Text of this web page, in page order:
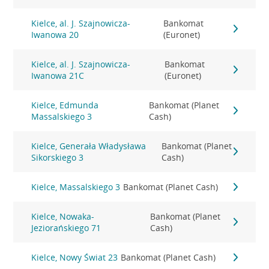
Kielce, al. J. Szajnowicza-
Iwanowa 20
Bankomat
(Euronet)
Kielce, al. J. Szajnowicza-
Iwanowa 21C
Bankomat
(Euronet)
Kielce, Edmunda
Massalskiego 3
Bankomat (Planet
Cash)
Kielce, Generała Władysława
Sikorskiego 3
Bankomat (Planet
Cash)
Kielce, Massalskiego 3 Bankomat (Planet Cash)
Kielce, Nowaka-
Jeziorańskiego 71
Bankomat (Planet
Cash)
Kielce, Nowy Świat 23 Bankomat (Planet Cash)